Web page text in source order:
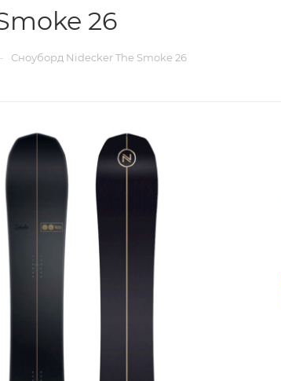
26
Сноуборд Nidecker The Smoke 26